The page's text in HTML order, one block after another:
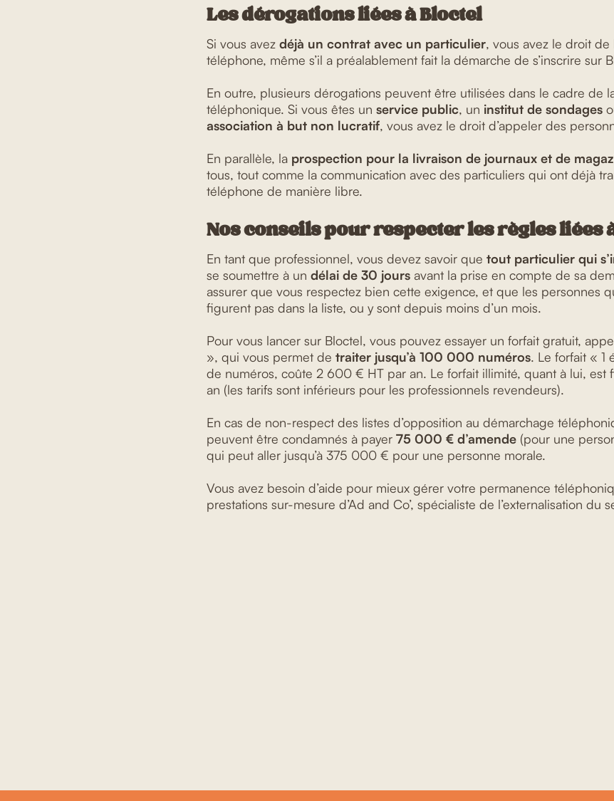
Les dérogations liées à Bloctel
Si vous avez déjà un contrat avec un particulier, vous avez le droit
téléphone, même s’il a préalablement fait la démarche de s’inscrire sur
En outre, plusieurs dérogations peuvent être utilisées dans le cadre de
téléphonique. Si vous êtes un service public, un institut de sondages
association à but non lucratif, vous avez le droit d’appeler des
En parallèle, la prospection pour la livraison de journaux et de
tous, tout comme la communication avec des particuliers qui ont déjà
téléphone de manière libre.
Nos conseils pour respecter les règles liées
En tant que professionnel, vous devez savoir que tout particulier qui
se soumettre à un délai de 30 jours avant la prise en compte de sa
assurer que vous respectez bien cette exigence, et que les personnes
figurent pas dans la liste, ou y sont depuis moins d’un mois.
Pour vous lancer sur Bloctel, vous pouvez essayer un forfait gratuit,
», qui vous permet de traiter jusqu’à 100 000 numéros. Le forfait « 1
de numéros, coûte 2 600 € HT par an. Le forfait illimité, quant à lui, est
an (les tarifs sont inférieurs pour les professionnels revendeurs).
En cas de non-respect des listes d’opposition au démarchage
peuvent être condamnés à payer 75 000 € d’amende (pour une
qui peut aller jusqu’à 375 000 € pour une personne morale.
Vous avez besoin d’aide pour mieux gérer votre permanence
prestations sur-mesure d’Ad and Co’, spécialiste de l’externalisation du